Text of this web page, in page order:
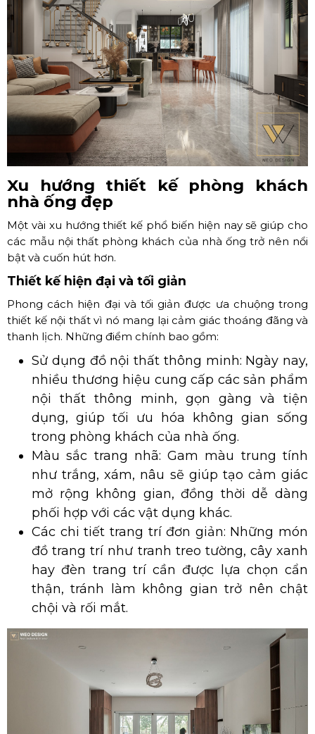
Xu hướng thiết kế phòng khách
nhà ống đẹp
Một vài xu hướng thiết kế phổ biến hiện nay sẽ giúp cho
các mẫu nội thất phòng khách của nhà ống trở nên nổi
bật và cuốn hút hơn.
Thiết kế hiện đại và tối giản
Phong cách hiện đại và tối giản được ưa chuộng trong
thiết kế nội thất vì nó mang lại cảm giác thoáng đãng và
thanh lịch. Những điểm chính bao gồm:
Sử dụng đồ nội thất thông minh: Ngày nay,
nhiều thương hiệu cung cấp các sản phẩm
nội thất thông minh, gọn gàng và tiện
dụng, giúp tối ưu hóa không gian sống
trong phòng khách của nhà ống.
Màu sắc trang nhã: Gam màu trung tính
như trắng, xám, nâu sẽ giúp tạo cảm giác
mở rộng không gian, đồng thời dễ dàng
phối hợp với các vật dụng khác.
Các chi tiết trang trí đơn giản: Những món
đồ trang trí như tranh treo tường, cây xanh
hay đèn trang trí cần được lựa chọn cẩn
thận, tránh làm không gian trở nên chật
chội và rối mắt.